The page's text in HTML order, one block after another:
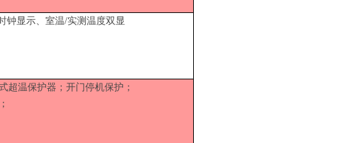
钟显示、室温/实测温度双显
超温保护器；开门停机保护；